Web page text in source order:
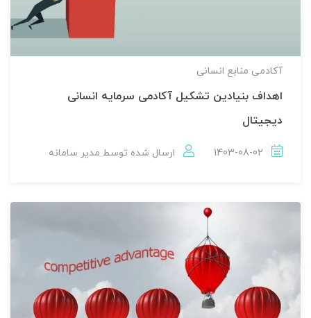
آکادمی منابع انسانی
اهداف بنیادین تشکیل آکادمی سرمایه انسانی
دیجیتال
1403-08-02 ارسال شده توسط مدير سامانه